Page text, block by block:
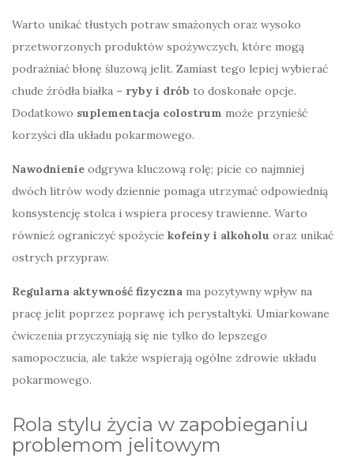
Warto unikać tłustych potraw smażonych oraz wysoko
przetworzonych produktów spożywczych, które mogą
podrażniać błonę śluzową jelit. Zamiast tego lepiej wybierać
chude źródła białka – ryby i drób to doskonałe opcje.
Dodatkowo suplementacja colostrum może przynieść
korzyści dla układu pokarmowego.
Nawodnienie odgrywa kluczową rolę; picie co najmniej
dwóch litrów wody dziennie pomaga utrzymać odpowiednią
konsystencję stolca i wspiera procesy trawienne. Warto
również ograniczyć spożycie kofeiny i alkoholu oraz unikać
ostrych przypraw.
Regularna aktywność fizyczna ma pozytywny wpływ na
pracę jelit poprzez poprawę ich perystaltyki. Umiarkowane
ćwiczenia przyczyniają się nie tylko do lepszego
samopoczucia, ale także wspierają ogólne zdrowie układu
pokarmowego.
Rola stylu życia w zapobieganiu
problemom jelitowym